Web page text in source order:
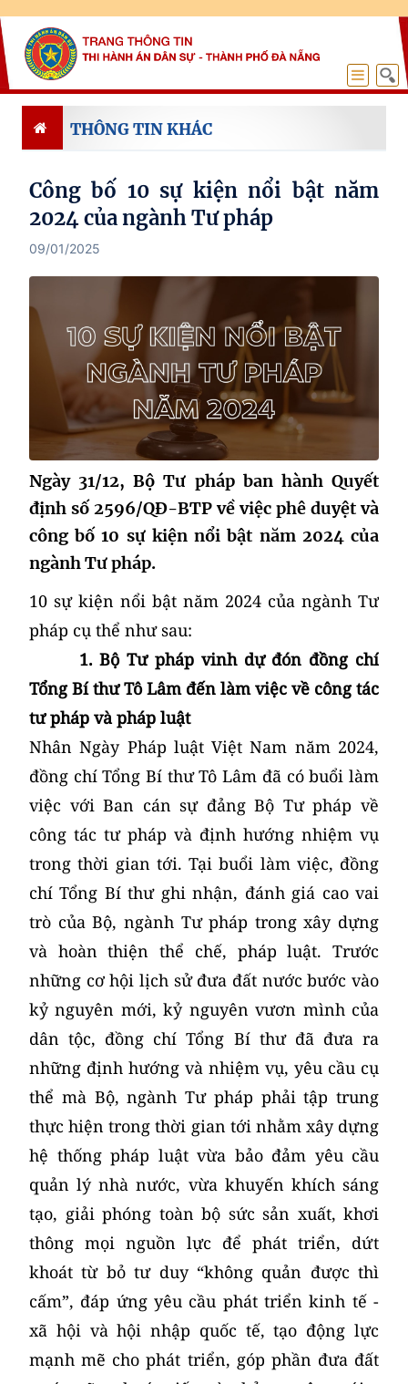
THÔNG TIN KHÁC
Công bố 10 sự kiện nổi bật năm
2024 của ngành Tư pháp
09/01/2025
Ngày 31/12, Bộ Tư pháp ban hành Quyết
định số 2596/QĐ-BTP về việc phê duyệt và
công bố 10 sự kiện nổi bật năm 2024 của
ngành Tư pháp.
10 sự kiện nổi bật năm 2024 của ngành Tư
pháp cụ thể như sau:
1. Bộ Tư pháp vinh dự đón đồng chí
Tổng Bí thư Tô Lâm đến làm việc về công tác
tư pháp và pháp luật
Nhân Ngày Pháp luật Việt Nam năm 2024,
đồng chí Tổng Bí thư Tô Lâm đã có buổi làm
việc với Ban cán sự đảng Bộ Tư pháp về
công tác tư pháp và định hướng nhiệm vụ
trong thời gian tới. Tại buổi làm việc, đồng
chí Tổng Bí thư ghi nhận, đánh giá cao vai
trò của Bộ, ngành Tư pháp trong xây dựng
và hoàn thiện thể chế, pháp luật. Trước
những cơ hội lịch sử đưa đất nước bước vào
kỷ nguyên mới, kỷ nguyên vươn mình của
dân tộc, đồng chí Tổng Bí thư đã đưa ra
những định hướng và nhiệm vụ, yêu cầu cụ
thể mà Bộ, ngành Tư pháp phải tập trung
thực hiện trong thời gian tới nhằm xây dựng
hệ thống pháp luật vừa bảo đảm yêu cầu
quản lý nhà nước, vừa khuyến khích sáng
tạo, giải phóng toàn bộ sức sản xuất, khơi
thông mọi nguồn lực để phát triển, dứt
khoát từ bỏ tư duy “không quản được thì
cấm”, đáp ứng yêu cầu phát triển kinh tế -
xã hội và hội nhập quốc tế, tạo động lực
mạnh mẽ cho phát triển, góp phần đưa đất